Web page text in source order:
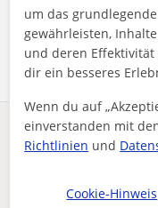
Profil teilen
Enthält dieses
Nachhilfeunterricht
English tutor for students
um das
gewährleisten,
und deren Effektivität
dir ein besseres
Wenn du auf
einverstanden mit
Richtlinien und
Cookie-Hinweis